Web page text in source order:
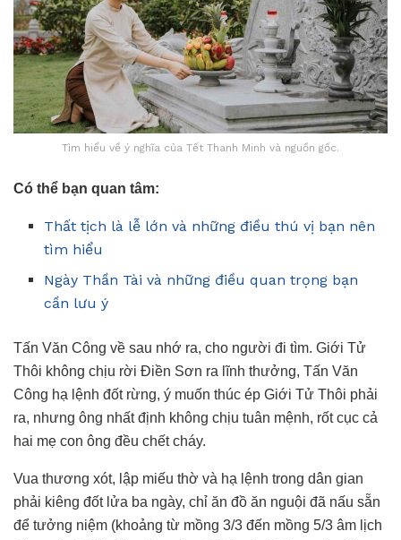
Tìm hiểu về ý nghĩa của Tết Thanh Minh và nguồn gốc.
Có thể bạn quan tâm:
Thất tịch là lễ lớn và những điều thú vị bạn nên
tìm hiểu
Ngày Thần Tài và những điều quan trọng bạn
cần lưu ý
Tấn Văn Công về sau nhớ ra, cho người đi tìm. Giới Tử
Thôi không chịu rời Điền Sơn ra lĩnh thưởng, Tấn Văn
Công hạ lệnh đốt rừng, ý muốn thúc ép Giới Tử Thôi phải
ra, nhưng ông nhất định không chịu tuân mệnh, rốt cục cả
hai mẹ con ông đều chết cháy.
Vua thương xót, lập miếu thờ và hạ lệnh trong dân gian
phải kiêng đốt lửa ba ngày, chỉ ăn đồ ăn nguội đã nấu sẵn
để tưởng niệm (khoảng từ mồng 3/3 đến mồng 5/3 âm lịch